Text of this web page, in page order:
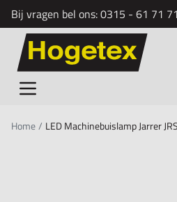
Bij vragen bel ons:0315 - 61 71 71
Ga naar de inhoud
Home/ LED Machinebuislamp Jarrer